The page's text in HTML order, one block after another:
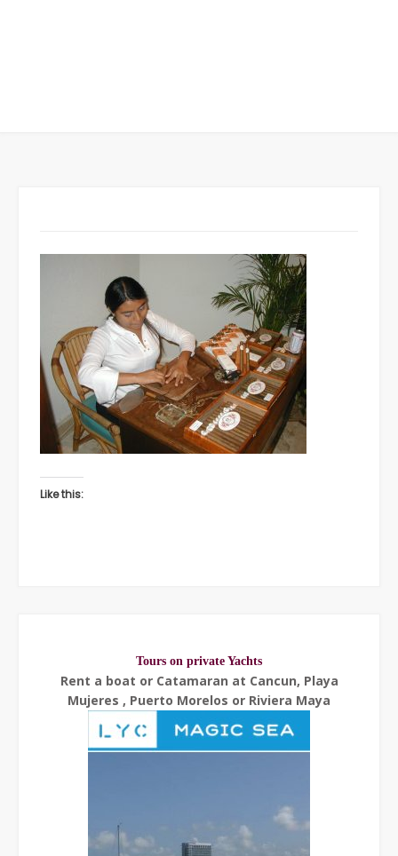
Like this:
Tours on private Yachts
Rent a boat or Catamaran at Cancun, Playa
Mujeres , Puerto Morelos or Riviera Maya